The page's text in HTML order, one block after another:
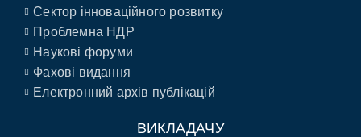
Сектор інноваційного розвитку
Проблемна НДР
Наукові форуми
Фахові видання
Електронний архів публікацій
ВИКЛАДАЧУ